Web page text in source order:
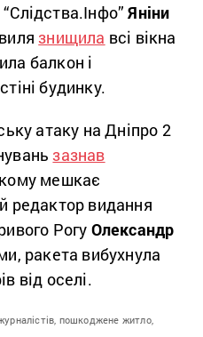
Яніни
знищила всі вікна
балкон і
будинку.
атаку на Дніпро 2
зазнав
мешкає
редактор видання
Рогу Олександр
ракета вибухнула
від оселі.
пошкоджене житло,